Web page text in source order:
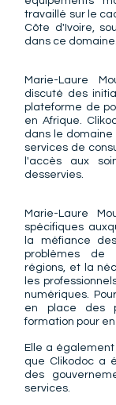
travaillé sur le
Côte d'Ivoire,
dans ce domaine.
Marie-Laure
discuté des
plateforme de
en Afrique.
dans le
services de
l'accès aux
desservies.
Marie-Laure
spécifiques
la méfiance
problèmes de
régions, et la
les
numériques.
en place des
formation pour
Elle a
que Clikodoc a
des
services.